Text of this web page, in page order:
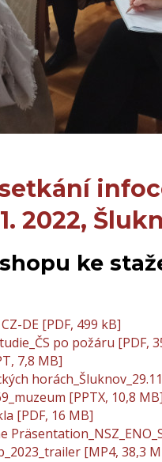
2022,
ke
DE [PDF, 499 kB]
po požáru [PDF,
7,8 MB]
[PPTX, 10,8 MB]
[PDF, 16 MB]
[MP4, 38,3